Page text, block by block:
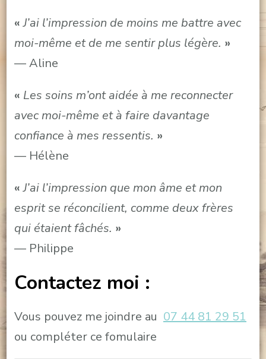
«J’ai l’impression de moins me battre avec
moi-même et de me sentir plus légère. »
— Aline
« Les soins m’ont aidée à me reconnecter
avec moi-même et à faire davantage
confiance à mes ressentis. »
— Hélène
«J’ai l’impression que mon âme et mon
esprit se réconcilient, comme deux frères
qui étaient fâchés. »
— Philippe
Contactez moi :
Vous pouvez me joindre au 07 44 81 29 51
ou compléter ce fomulaire